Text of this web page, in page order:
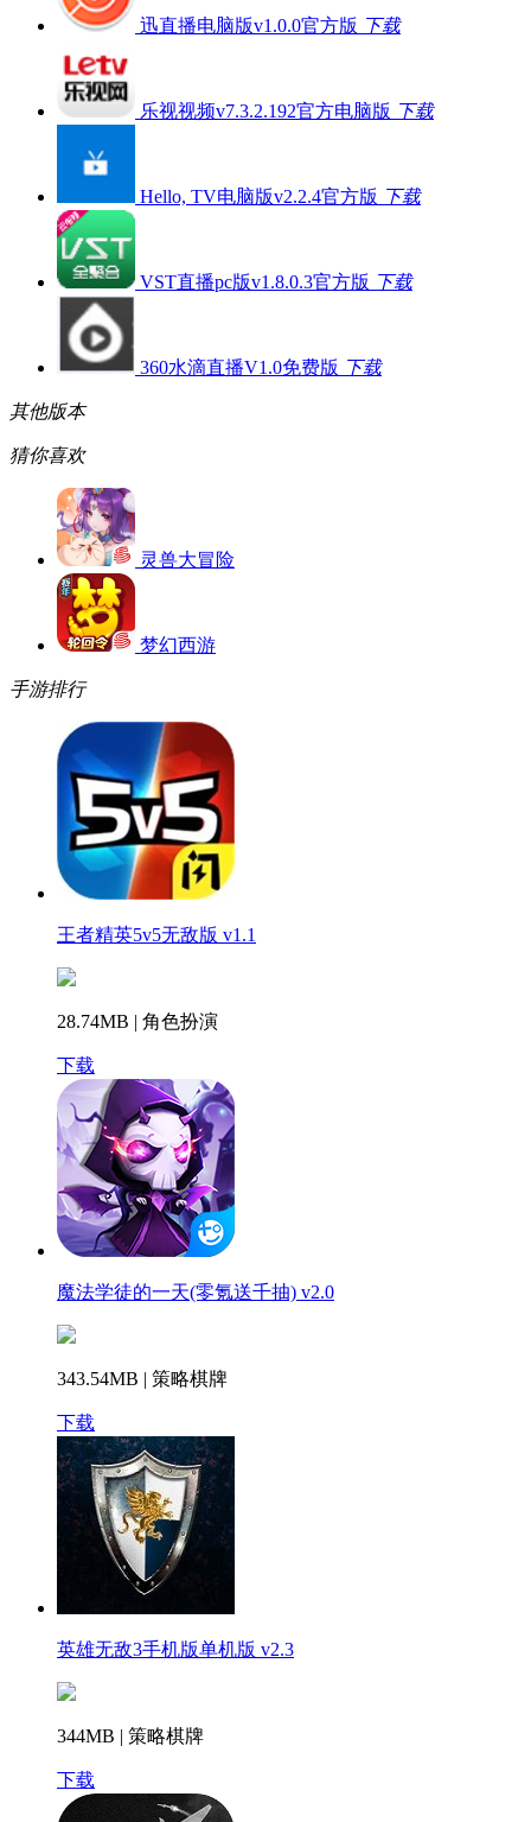
迅直播电脑版v1.0.0官方版 下载
乐视视频v7.3.2.192官方电脑版 下载
Hello, TV电脑版v2.2.4官方版 下载
VST直播pc版v1.8.0.3官方版 下载
360水滴直播V1.0免费版 下载
其他版本
猜你喜欢
灵兽大冒险
梦幻西游
手游排行
王者精英5v5无敌版 v1.1
28.74MB | 角色扮演
下载
魔法学徒的一天(零氪送千抽) v2.0
343.54MB | 策略棋牌
下载
英雄无敌3手机版单机版 v2.3
344MB | 策略棋牌
下载